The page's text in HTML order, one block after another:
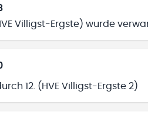
Villigst-Ergste) wurde
12. (HVE Villigst-Ergste 2)